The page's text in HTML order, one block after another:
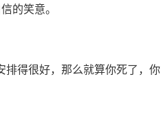
的笑意。
排得很好，那么就算你死了，你